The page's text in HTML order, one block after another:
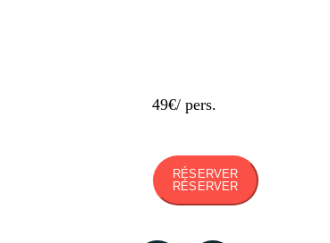
49€/ pers.
RÉSERVER
RÉSERVER